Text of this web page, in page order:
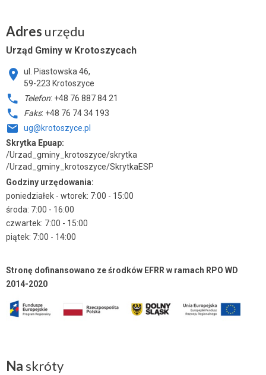
Adres urzędu
Urząd Gminy w Krotoszycach
ul. Piastowska 46,
59-223 Krotoszyce
Telefon: +48 76 887 84 21
Faks: +48 76 74 34 193
ug@krotoszyce.pl
Skrytka Epuap:
/Urzad_gminy_krotoszyce/skrytka
/Urzad_gminy_krotoszyce/SkrytkaESP
Godziny urzędowania:
poniedziałek - wtorek: 7:00 - 15:00
środa: 7:00 - 16:00
czwartek: 7:00 - 15:00
piątek: 7:00 - 14:00
Stronę dofinansowano ze środków EFRR w ramach RPO WD
2014-2020
Na skróty